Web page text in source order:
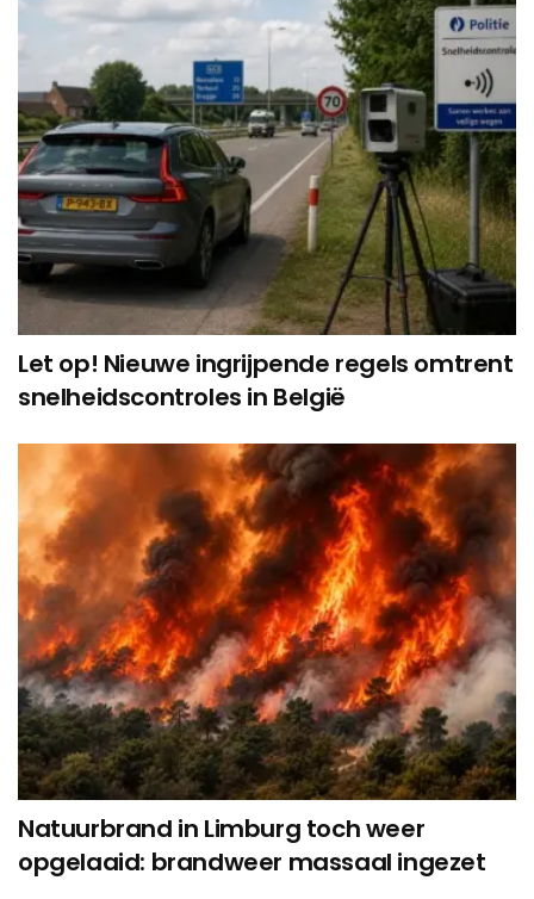
Let op! Nieuwe ingrijpende regels omtrent
snelheidscontroles in België
Natuurbrand in Limburg toch weer
opgelaaid: brandweer massaal ingezet